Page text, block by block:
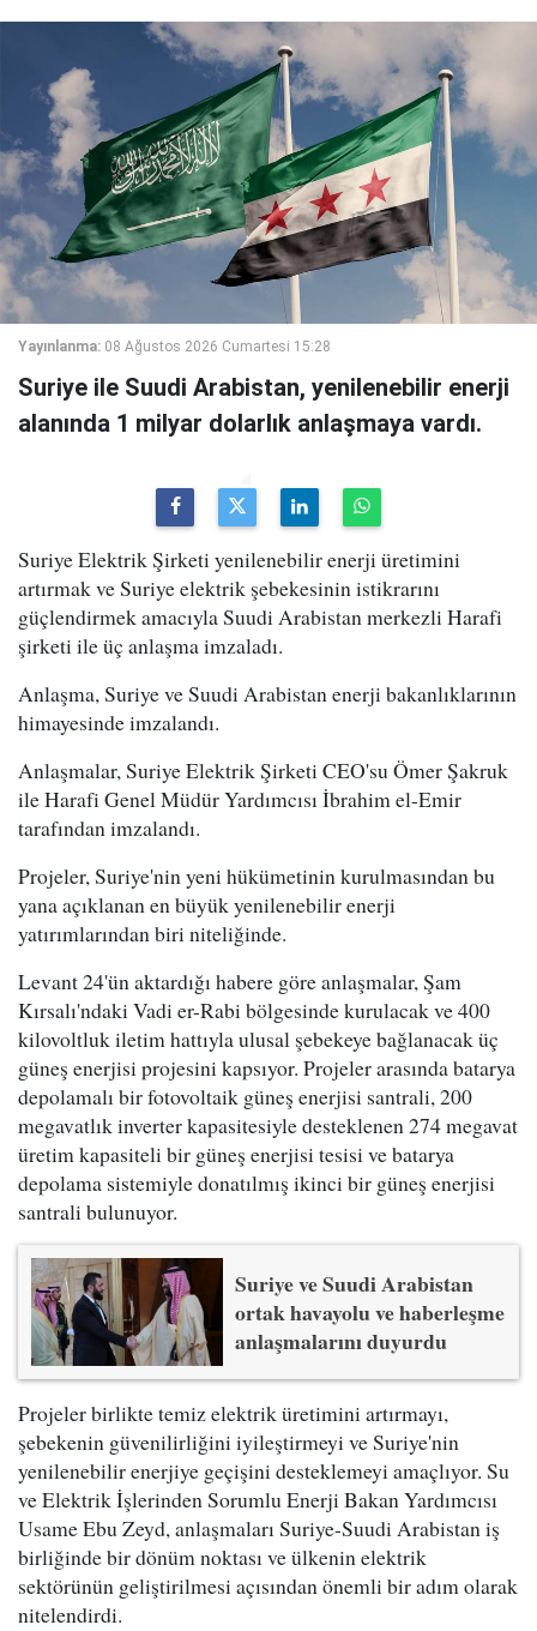
Yayınlanma: 08 Ağustos 2026 Cumartesi 15:28
Suriye ile Suudi Arabistan, yenilenebilir enerji
alanında 1 milyar dolarlık anlaşmaya vardı.
Suriye Elektrik Şirketi yenilenebilir enerji üretimini
artırmak ve Suriye elektrik şebekesinin istikrarını
güçlendirmek amacıyla Suudi Arabistan merkezli Harafi
şirketi ile üç anlaşma imzaladı.
Anlaşma, Suriye ve Suudi Arabistan enerji bakanlıklarının
himayesinde imzalandı.
Anlaşmalar, Suriye Elektrik Şirketi CEO'su Ömer Şakruk
ile Harafi Genel Müdür Yardımcısı İbrahim el-Emir
tarafından imzalandı.
Projeler, Suriye'nin yeni hükümetinin kurulmasından bu
yana açıklanan en büyük yenilenebilir enerji
yatırımlarından biri niteliğinde.
Levant 24'ün aktardığı habere göre anlaşmalar, Şam
Kırsalı'ndaki Vadi er-Rabi bölgesinde kurulacak ve 400
kilovoltluk iletim hattıyla ulusal şebekeye bağlanacak üç
güneş enerjisi projesini kapsıyor. Projeler arasında batarya
depolamalı bir fotovoltaik güneş enerjisi santrali, 200
megavatlık inverter kapasitesiyle desteklenen 274 megavat
üretim kapasiteli bir güneş enerjisi tesisi ve batarya
depolama sistemiyle donatılmış ikinci bir güneş enerjisi
santrali bulunuyor.
Suriye ve Suudi Arabistan
ortak havayolu ve haberleşme
anlaşmalarını duyurdu
Projeler birlikte temiz elektrik üretimini artırmayı,
şebekenin güvenilirliğini iyileştirmeyi ve Suriye'nin
yenilenebilir enerjiye geçişini desteklemeyi amaçlıyor. Su
ve Elektrik İşlerinden Sorumlu Enerji Bakan Yardımcısı
Usame Ebu Zeyd, anlaşmaları Suriye-Suudi Arabistan iş
birliğinde bir dönüm noktası ve ülkenin elektrik
sektörünün geliştirilmesi açısından önemli bir adım olarak
nitelendirdi.